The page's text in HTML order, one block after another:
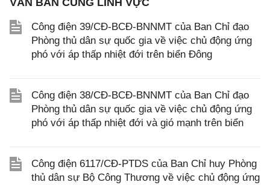
VĂN BẢN CÙNG LĨNH VỰC
Công điện 39/CĐ-BCĐ-BNNMT của Ban Chỉ đạo
Phòng thủ dân sự quốc gia về việc chủ động ứng
phó với áp thấp nhiệt đới trên biển Đông
Công điện 38/CĐ-BCĐ-BNNMT của Ban Chỉ đạo
Phòng thủ dân sự quốc gia về việc chủ động ứng
phó với áp thấp nhiệt đới và gió mạnh trên biển
Công điện 6117/CĐ-PTDS của Ban Chỉ huy Phòng
thủ dân sự Bộ Công Thương về việc chủ động ứng